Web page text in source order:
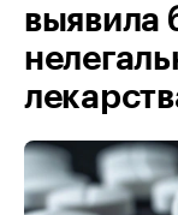
выявила